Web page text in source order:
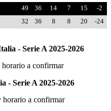
49 36 14 7 15
-2
32 36 8 8 20 -24
- Serie A 2025-2026
horario a confirmar
- Serie A 2025-2026
horario a confirmar